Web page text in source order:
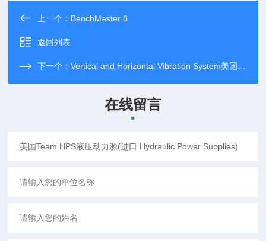
上一个： BenchMaster 8
返回列表
下一个：Vertical and Horizontal Vibration System美国Team 垂直与水平振动系统,垂直与水平液压振动台,垂直与水平振动模拟系统(进口 Vertical and Horizontal Vibration System)
在线留言